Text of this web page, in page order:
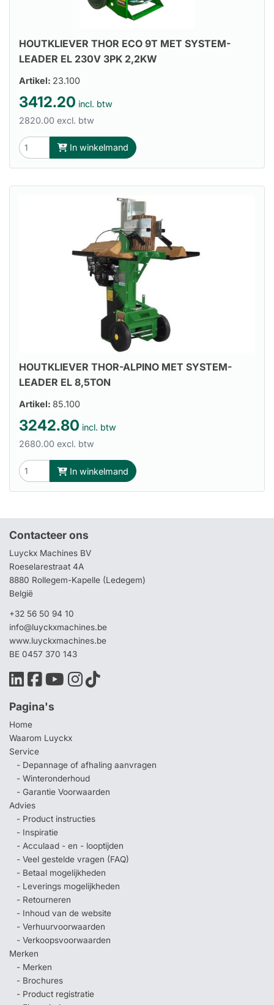
HOUTKLIEVER THOR ECO 9T MET SYSTEM-
LEADER EL 230V 3PK 2,2KW
Artikel: 23.100
3412.20 incl. btw
2820.00 excl. btw
In winkelmand
HOUTKLIEVER THOR-ALPINO MET SYSTEM-
LEADER EL 8,5TON
Artikel: 85.100
3242.80 incl. btw
2680.00 excl. btw
In winkelmand
Contacteer ons
Luyckx Machines BV
Roeselarestraat 4A
8880 Rollegem-Kapelle (Ledegem)
België
+32 56 50 94 10
info@luyckxmachines.be
www.luyckxmachines.be
BE 0457 370 143
Pagina's
Home
Waarom Luyckx
Service
- Depannage of afhaling aanvragen
- Winteronderhoud
- Garantie Voorwaarden
Advies
- Product instructies
- Inspiratie
- Acculaad - en - looptijden
- Veel gestelde vragen (FAQ)
- Betaal mogelijkheden
- Leverings mogelijkheden
- Retourneren
- Inhoud van de website
- Verhuurvoorwaarden
- Verkoopsvoorwaarden
Merken
- Merken
- Brochures
- Product registratie